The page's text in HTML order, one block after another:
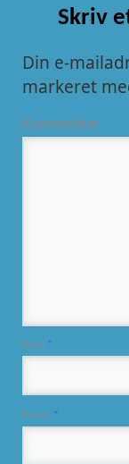
Skriv
Din e-
markeret
Kommentar
Navn *
E-mail *